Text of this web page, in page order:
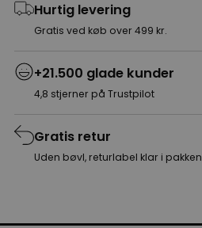
Hurtig levering
Gratis ved køb over 499 kr.
+21.500 glade kunder
4,8 stjerner på Trustpilot
Gratis retur
Uden bøvl, returlabel klar i pakken